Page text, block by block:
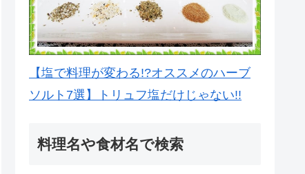
【塩で料理が変わる!?オススメのハーブ
ソルト7選】トリュフ塩だけじゃない!!
料理名や食材名で検索